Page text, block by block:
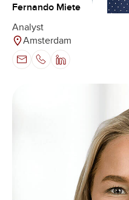
Fernando Miete
Analyst
Amsterdam